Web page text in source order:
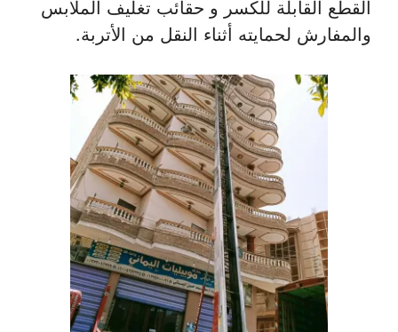
القطع القابلة للكسر و حقائب تغليف الملابس
والمفارش لحمايته أثناء النقل من الأتربة.